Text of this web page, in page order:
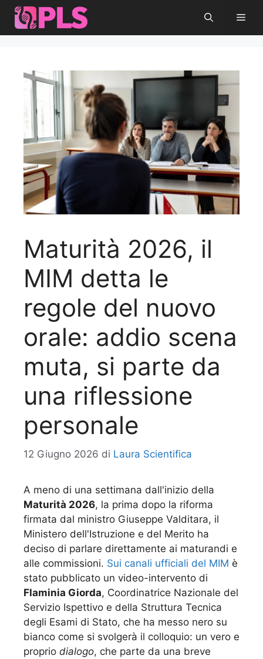
contenuto
Maturità 2026, il
MIM detta le
regole del nuovo
orale: addio scena
muta, si parte da
una riflessione
personale
12 Giugno 2026 di Laura Scientifica
A meno di una settimana dall'inizio della
Maturità 2026, la prima dopo la riforma
firmata dal ministro Giuseppe Valditara, il
Ministero dell'Istruzione e del Merito ha
deciso di parlare direttamente ai maturandi e
alle commissioni. Sui canali ufficiali del MIM è
stato pubblicato un video-intervento di
Flaminia Giorda, Coordinatrice Nazionale del
Servizio Ispettivo e della Struttura Tecnica
degli Esami di Stato, che ha messo nero su
bianco come si svolgerà il colloquio: un vero e
proprio dialogo, che parte da una breve